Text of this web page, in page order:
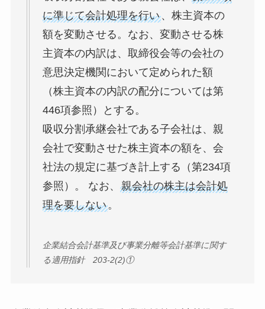
に準じて会計処理を行い、株主資本の
額を変動させる。なお、変動させる株
主資本の内訳は、取締役会等の会社の
意思決定機関において定められた額
（株主資本の内訳の配分については第
446項参照）とする。
吸収分割承継会社である子会社は、親
会社で変動させた株主資本の額を、会
社法の規定に基づき計上する（第234項
参照）。 なお、 親会社の株主は会計処
理を要しない。
企業結合会計基準及び事業分離等会計基準に関す
る適用指針 203-2(2)①